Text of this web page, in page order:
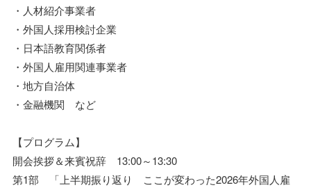
・人材紹介事業者
・外国人採用検討企業
・日本語教育関係者
・外国人雇用関連事業者
・地方自治体
・金融機関 など
【プログラム】
開会挨拶＆来賓祝辞 13:00～13:30
第1部 「上半期振り返り ここが変わった2026年外国人雇